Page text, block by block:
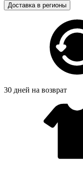
Доставка в регионы
30 дней на возврат